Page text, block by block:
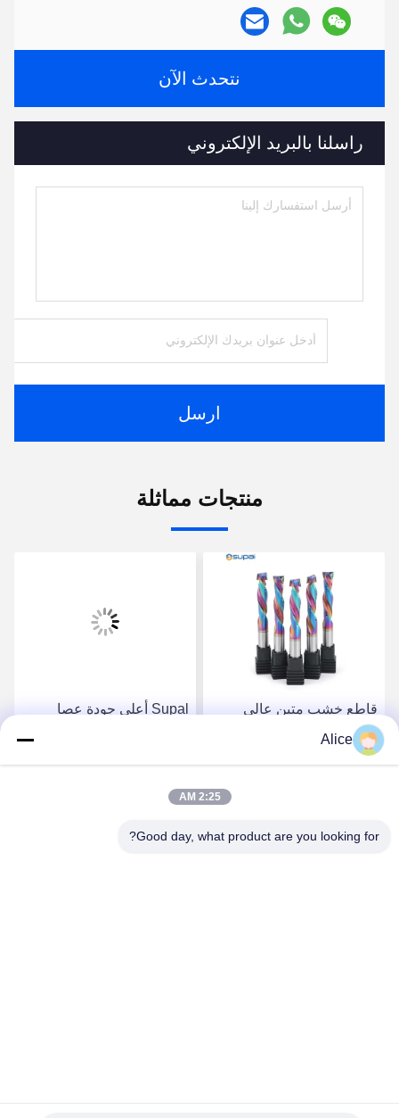
نتحدث الآن
راسلنا بالبريد الإلكتروني
ارسل
منتجات مماثلة
قاطع خشب متين عالي
الدقة من سوبال - مطحنة
نهاية ضغط مركبة من قضيب
احصل على أفضل سعر
Supal أعلى جودة عصا
Alice
2:25 AM
Good day, what product are you looking for?